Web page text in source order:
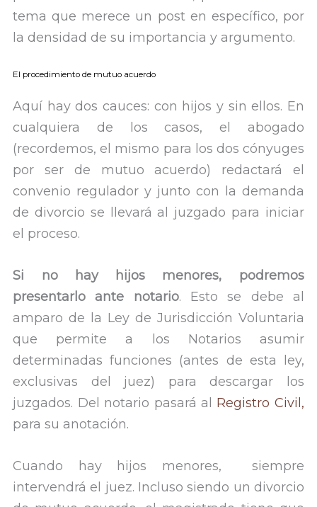
tema que merece un post en específico, por
la densidad de su importancia y argumento.
El procedimiento de mutuo acuerdo
Aquí hay dos cauces: con hijos y sin ellos. En
cualquiera de los casos, el abogado
(recordemos, el mismo para los dos cónyuges
por ser de mutuo acuerdo) redactará el
convenio regulador y junto con la demanda
de divorcio se llevará al juzgado para iniciar
el proceso.
Si no hay hijos menores, podremos
presentarlo ante notario. Esto se debe al
amparo de la Ley de Jurisdicción Voluntaria
que permite a los Notarios asumir
determinadas funciones (antes de esta ley,
exclusivas del juez) para descargar los
juzgados. Del notario pasará al Registro Civil,
para su anotación.
Cuando hay hijos menores, siempre
intervendrá el juez. Incluso siendo un divorcio